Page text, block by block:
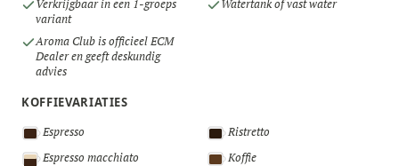
Verkrijgbaar in een 1-groeps
variant
Watertank of vast water
Aroma Club is officieel ECM
Dealer en geeft deskundig
advies
KOFFIEVARIATIES
Espresso
Ristretto
Espresso macchiato
Koffie